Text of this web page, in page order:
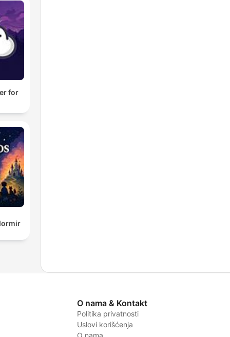
for
O nama & Kontakt
Politika privatnosti
Uslovi korišćenja
O nama